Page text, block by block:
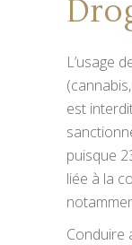
L’usage
est
puisque
liée à la
Conduire